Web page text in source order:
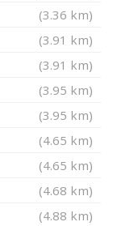
(3.36 km)
(3.91 km)
(3.91 km)
(3.95 km)
(3.95 km)
(4.65 km)
(4.65 km)
(4.68 km)
(4.88 km)